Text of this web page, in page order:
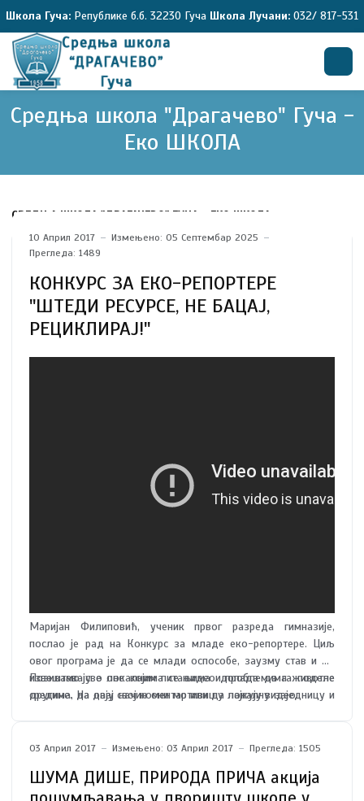
Школа Гуча: Републике б.б. 32230 Гуча Школа Лучани: 032/ 817-531
Средња школа "Драгачево" Гуча -
Еко ШКОЛА
СРЕДЊА ШКОЛА "ДРАГАЧЕВО" ГУЧА - ЕКО ШКОЛА
10 Април 2017
Измењено: 05 Септембар 2025
Прегледа: 1489
КОНКУРС ЗА ЕКО-РЕПОРТЕРЕ
''ШТЕДИ РЕСУРСЕ, НЕ БАЦАЈ,
РЕЦИКЛИРАЈ!''
Маријан Филиповић, ученик првог разреда гимназије,
послао је рад на Конкурс за младе еко-репортере. Циљ
овог програма је да се млади оспособе, заузму став и да
извештавају о локалним питањима и проблемима животне
средине. На овај начин они мотивишу локалну заједницу и
Позивамо све оне којима се видео допада да га поделе
другима, да дају свој коментар или да лајкују видео.
03 Април 2017 Измењено: 03 Април 2017 Прегледа: 1505
ШУМА ДИШЕ, ПРИРОДА ПРИЧА акција
Претрага